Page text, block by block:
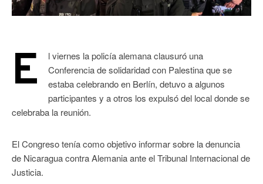
E
l viernes la policía alemana clausuró una
Conferencia de solidaridad con Palestina que se
estaba celebrando en Berlín, detuvo a algunos
participantes y a otros los expulsó del local donde se
celebraba la reunión.
El Congreso tenía como objetivo informar sobre la denuncia
de Nicaragua contra Alemania ante el Tribunal Internacional de
Justicia.